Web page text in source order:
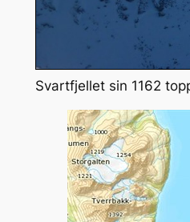
Svartfjellet sin 1162